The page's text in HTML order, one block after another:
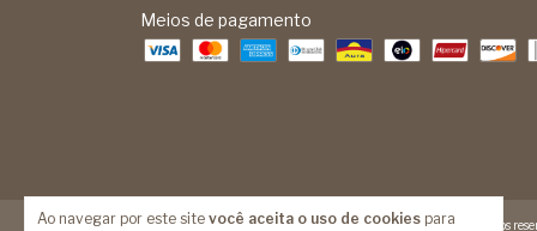
Ao navegar por este site você aceita o uso de cookies para
Meios de pagamento
Copyright Feita Mão - 14093524000189 - 2026. Todos os direitos